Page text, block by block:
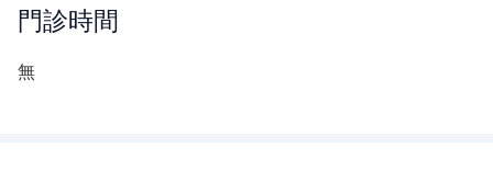
門診時間
無